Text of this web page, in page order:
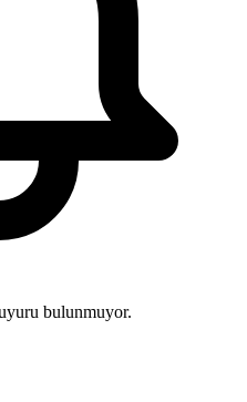
bulunmuyor.